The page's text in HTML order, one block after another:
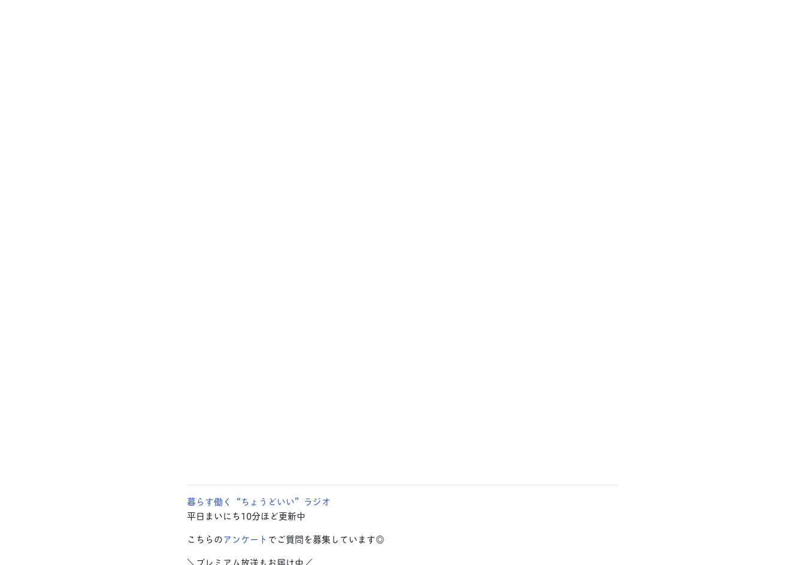
暮らす働く“ちょうどいい”ラジオ
平日まいにち10分ほど更新中
こちらのアンケート でご質問を募集しています◎
＼プレミアム放送もお届け中／